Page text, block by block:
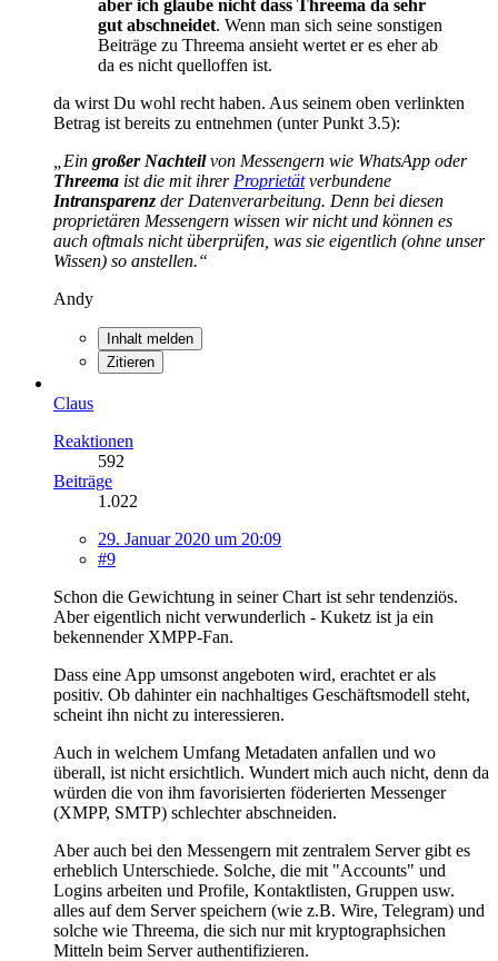
aber ich glaube nicht dass Threema da sehr
gut abschneidet. Wenn man sich seine sonstigen
Beiträge zu Threema ansieht wertet er es eher ab
da es nicht quelloffen ist.
da wirst Du wohl recht haben. Aus seinem oben verlinkten
Betrag ist bereits zu entnehmen (unter Punkt 3.5):
„Ein großer Nachteilvon Messengern wie WhatsApp oder
Threema ist die mit ihrer Proprietätverbundene
Intransparenz der Datenverarbeitung. Denn bei diesen
proprietären Messengern wissen wir nicht und können es
auch oftmals nicht überprüfen, was sie eigentlich (ohne unser
Wissen) so anstellen.“
Andy
Inhalt melden
Zitieren
Claus
Reaktionen
592
Beiträge
1.022
29. Januar 2020 um 20:09
#9
Schon die Gewichtung in seiner Chart ist sehr tendenziös.
Aber eigentlich nicht verwunderlich - Kuketz ist ja ein
bekennender XMPP-Fan.
Dass eine App umsonst angeboten wird, erachtet er als
positiv. Ob dahinter ein nachhaltiges Geschäftsmodell steht,
scheint ihn nicht zu interessieren.
Auch in welchem Umfang Metadaten anfallen und wo
überall, ist nicht ersichtlich. Wundert mich auch nicht, denn da
würden die von ihm favorisierten föderierten Messenger
(XMPP, SMTP) schlechter abschneiden.
Aber auch bei den Messengern mit zentralem Server gibt es
erheblich Unterschiede. Solche, die mit "Accounts" und
Logins arbeiten und Profile, Kontaktlisten, Gruppen usw.
alles auf dem Server speichern (wie z.B. Wire, Telegram) und
solche wie Threema, die sich nur mit kryptographsichen
Mitteln beim Server authentifizieren.